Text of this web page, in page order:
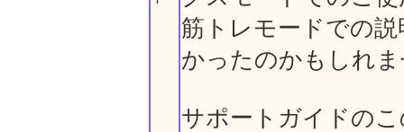
筋トレモードでの
かったのかもしれ
サポートガイドの